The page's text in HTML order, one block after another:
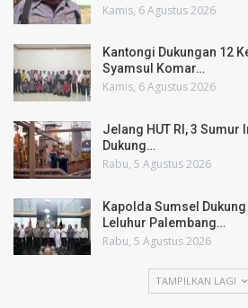
Kamis, 6 Agustus 2026
Kantongi Dukungan 12
Syamsul Komar…
Kamis, 6 Agustus 2026
Jelang HUT RI, 3 Sumur
Dukung…
Rabu, 5 Agustus 2026
Kapolda Sumsel
Leluhur Palembang…
Rabu, 5 Agustus 2026
TAMPILKAN LAGI